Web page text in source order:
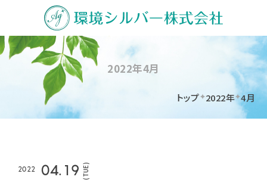
2022年4月
トップ 2022年 4月
2022 04.19 (TUE)